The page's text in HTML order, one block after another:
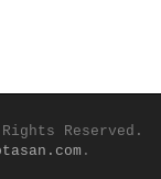
Reserved.
.